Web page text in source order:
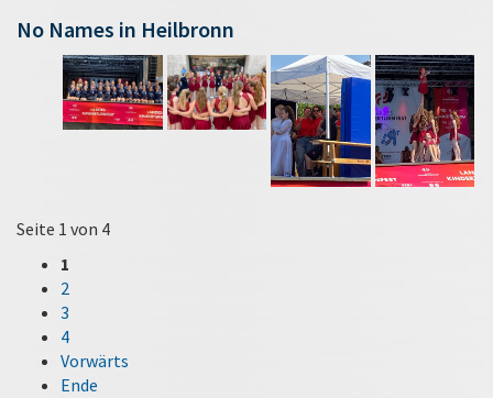
No Names in Heilbronn
Seite 1 von 4
1
2
3
4
Vorwärts
Ende